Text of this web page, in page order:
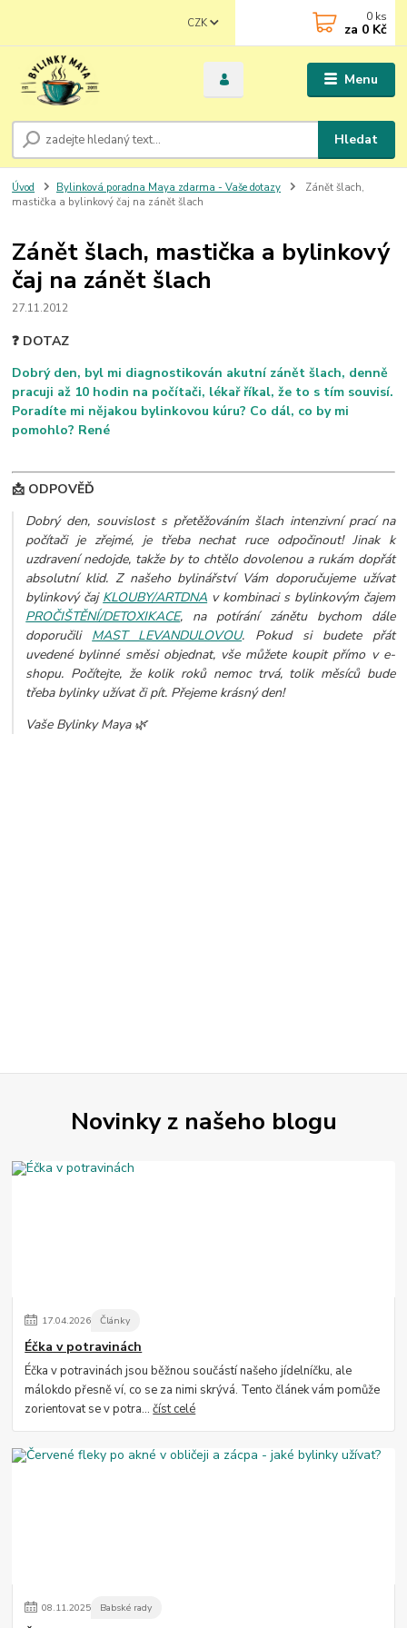
Menu
CZK
Hledat
0 ks
za 0 Kč
Úvod Bylinková poradna Maya zdarma - Vaše dotazy
Zánět šlach,
mastička a bylinkový čaj na zánět šlach
Zánět šlach, mastička a bylinkový
čaj na zánět šlach
27.11.2012
❓ DOTAZ
Dobrý den, byl mi diagnostikován akutní zánět šlach, denně
pracuji až 10 hodin na počítači, lékař říkal, že to s tím souvisí.
Poradíte mi nějakou bylinkovou kúru? Co dál, co by mi
pomohlo? René
📩 ODPOVĚĎ
Dobrý den, souvislost s přetěžováním šlach intenzivní prací na
počítači je zřejmé, je třeba nechat ruce odpočinout! Jinak k
uzdravení nedojde, takže by to chtělo dovolenou a rukám dopřát
absolutní klid. Z našeho bylinářství Vám doporučujeme užívat
bylinkový čaj KLOUBY/ARTDNA v kombinaci s bylinkovým čajem
PROČIŠTĚNÍ/DETOXIKACE, na potírání zánětu bychom dále
doporučili MAST LEVANDULOVOU. Pokud si budete přát
uvedené bylinné směsi objednat, vše můžete koupit přímo v e-
shopu. Počítejte, že kolik roků nemoc trvá, tolik měsíců bude
třeba bylinky užívat či pít. Přejeme krásný den!
Vaše Bylinky Maya 🌿
Novinky z našeho blogu
17.04.2026 Články
Éčka v potravinách
Éčka v potravinách jsou běžnou součástí našeho jídelníčku, ale
málokdo přesně ví, co se za nimi skrývá. Tento článek vám pomůže
zorientovat se v potra...číst celé
08.11.2025 Babské rady